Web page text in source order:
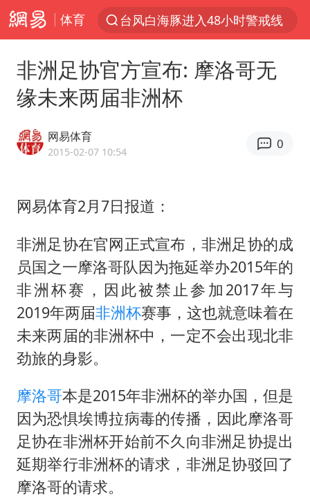
体育
台风白海豚进入48小时警戒线
看守所辅警收受10万获刑1年
五粮液渠道价一箱上涨近百元
U17国足1分钟轰2球
泰国一女公务员妆容引争议 本人回应
法国将禁止“未经同意的电话营销”
80后女柜员逆袭成4200亿银行副行长
吉林一“温度计大楼”读数爆表
女子利用漏洞0元薅走3000多件家电
贵州轮胎子公司获美国退税8136万
东方甄选被判赔偿江小白30万元
非洲足协官方宣布: 摩洛哥无
缘未来两届非洲杯
网易体育
2015-02-07 10:54
0
网易体育2月7日报道：
非洲足协在官网正式宣布，非洲足协的成
员国之一摩洛哥队因为拖延举办2015年的
非洲杯赛，因此被禁止参加2017年与
2019年两届非洲杯赛事，这也就意味着在
未来两届的非洲杯中，一定不会出现北非
劲旅的身影。
摩洛哥本是2015年非洲杯的举办国，但是
因为恐惧埃博拉病毒的传播，因此摩洛哥
足协在非洲杯开始前不久向非洲足协提出
延期举行非洲杯的请求，非洲足协驳回了
摩洛哥的请求。